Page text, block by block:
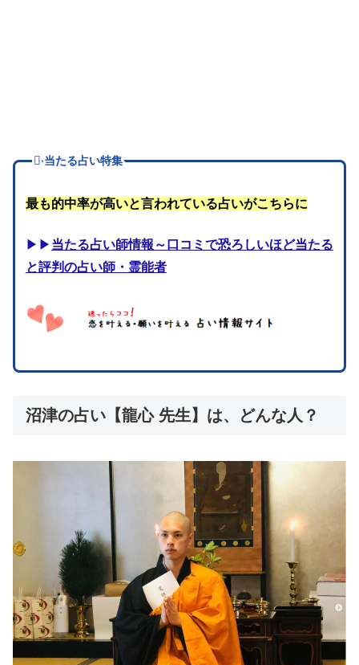
当たる占い特集
最も的中率が高いと言われている占いがこちらに
▶▶ 当たる占い師情報～口コミで恐ろしいほど当たる
と評判の占い師・霊能者
沼津の占い【龍心 先生】は、どんな人？